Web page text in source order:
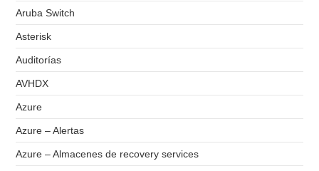
Aruba Switch
Asterisk
Auditorías
AVHDX
Azure
Azure – Alertas
Azure – Almacenes de recovery services